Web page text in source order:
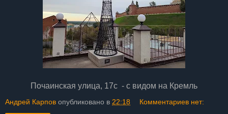
Почаинская улица, 17с - с видом на Кремль
Андрей Карпов опубликовано в 22:18 Комментариев нет: